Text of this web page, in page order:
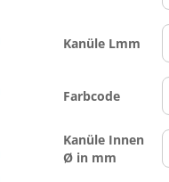
Kanüle Lmm
Farbcode
Kanüle Innen
Ø in mm